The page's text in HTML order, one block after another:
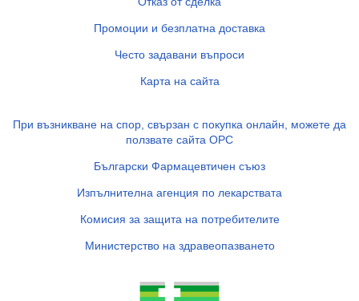
Промоции и безплатна доставка
Често задавани въпроси
Карта на сайта
При възникване на спор, свързан с покупка онлайн, можете да
ползвате сайта ОРС
Български Фармацевтичен съюз
Изпълнителна агенция по лекарствата
Комисия за защита на потребителите
Министерство на здравеопазването